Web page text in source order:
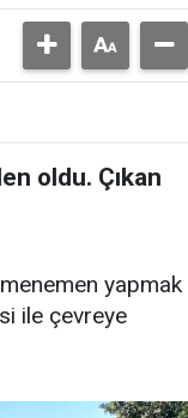
oldu. Çıkan
yapmak
ile çevreye